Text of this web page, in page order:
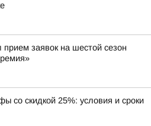
прием заявок на шестой сезон
со скидкой 25%: условия и сроки